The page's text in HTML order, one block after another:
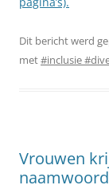
Dit bericht werd
met#inclusie
Vrouwen
naamwoord